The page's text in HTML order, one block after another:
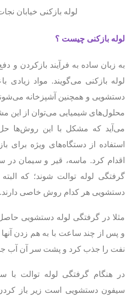
لوله بازکنی خیابان
لوله بازکنی چیست ؟
به زبان ساده به فرآیند بازکردن و
لوله بازکنی می‌گویند. مواد
دستشویی و همچنین آشپزخانه
محلول‌های شیمیایی می‌توان از این
می‌آید که مشکل با این روش‌ها حل
استفاده از دستگاه‌های ویژه برای
اقدام کرد. ماسه، قیر و سیمان در
گرفتگی لوله توالت شوند؛ که
دستشویی هر کدام روش خاصی دارند.
مثلا در گرفتگی لوله دستشویی
و پس از چند ساعت با به هم زدن
نفت را جذب کرد و پشت سر آن آب
در هنگام گرفتگی لوله توالت با
سیفون دستشویی است زیر باز کردن